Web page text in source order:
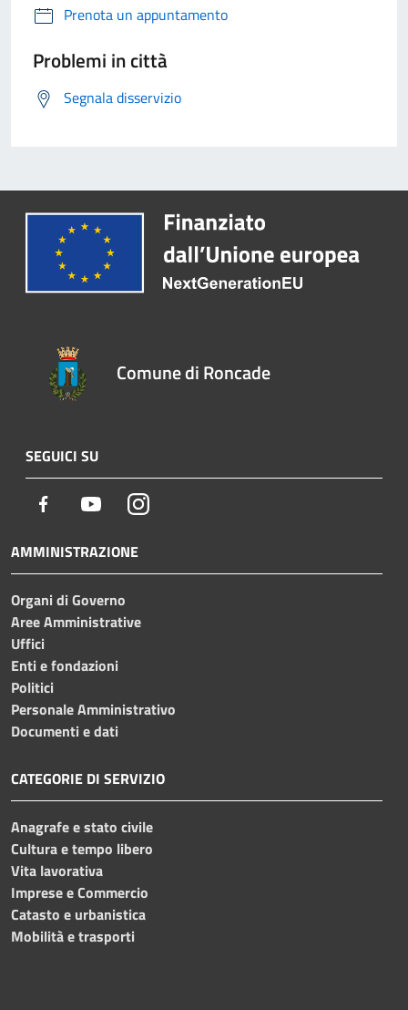
Prenota un appuntamento
Problemi in città
Segnala disservizio
Comune di Roncade
SEGUICI SU
Facebook YoutubeInstagram
AMMINISTRAZIONE
Organi di Governo
Aree Amministrative
Uffici
Enti e fondazioni
Politici
Personale Amministrativo
Documenti e dati
CATEGORIE DI SERVIZIO
Anagrafe e stato civile
Cultura e tempo libero
Vita lavorativa
Imprese e Commercio
Catasto e urbanistica
Mobilità e trasporti